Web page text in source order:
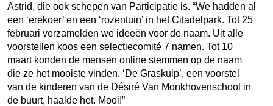
Astrid, die ook schepen van Participatie is. “We hadden al
een ‘erekoer’ en een ‘rozentuin’ in het Citadelpark. Tot 25
februari verzamelden we ideeën voor de naam. Uit alle
voorstellen koos een selectiecomité 7 namen. Tot 10
maart konden de mensen online stemmen op de naam
die ze het mooiste vinden. ‘De Graskuip’, een voorstel
van de kinderen van de Désiré Van Monkhovenschool in
de buurt, haalde het. Mooi!”